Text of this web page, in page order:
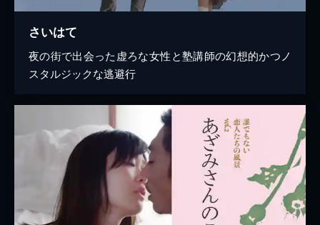
さいはて
夜の街で出会った虚ろな女性と塾講師の幻想的かつノ
スタルジックな逃避行